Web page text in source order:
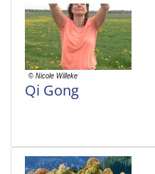
Qi Gong